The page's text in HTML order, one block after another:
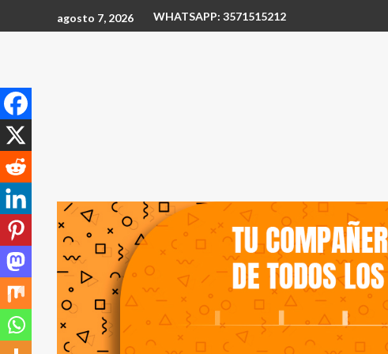
agosto 7, 2026 WHATSAPP: 3571515212